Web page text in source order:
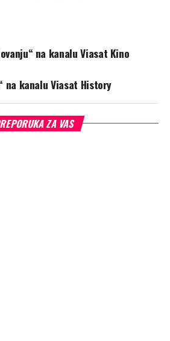
na kanalu Viasat Kino
na kanalu Viasat History
ZA VAS